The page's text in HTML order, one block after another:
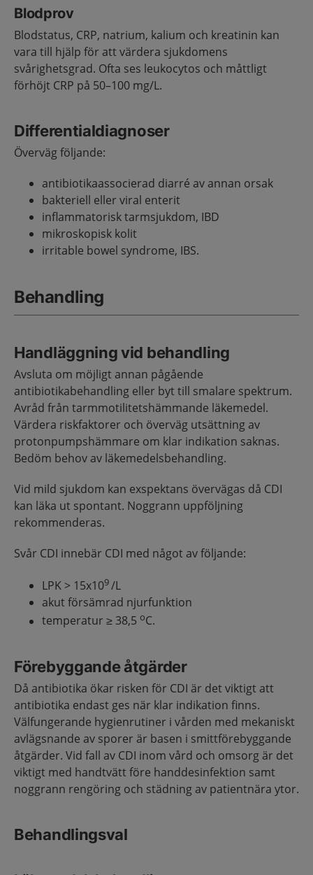
Blodprov
Blodstatus, CRP, natrium, kalium och kreatinin kan
vara till hjälp för att värdera sjukdomens
svårighetsgrad. Ofta ses leukocytos och måttligt
förhöjt CRP på 50–100 mg/L.
Differentialdiagnoser
Överväg följande:
antibiotikaassocierad diarré av annan orsak
bakteriell eller viral enterit
inflammatorisk tarmsjukdom, IBD
mikroskopisk kolit
irritable bowel syndrome, IBS.
Behandling
Handläggning vid behandling
Avsluta om möjligt annan pågående
antibiotikabehandling eller byt till smalare spektrum.
Avråd från tarmmotilitetshämmande läkemedel.
Värdera riskfaktorer och överväg utsättning av
protonpumpshämmare om klar indikation saknas.
Bedöm behov av läkemedelsbehandling.
Vid mild sjukdom kan exspektans övervägas då CDI
kan läka ut spontant. Noggrann uppföljning
rekommenderas.
Svår CDI innebär CDI med något av följande:
LPK > 15x109/L
akut försämrad njurfunktion
temperatur ≥ 38,5 oC.
Förebyggande åtgärder
Då antibiotika ökar risken för CDI är det viktigt att
antibiotika endast ges när klar indikation finns.
Välfungerande hygienrutiner i vården med mekaniskt
avlägsnande av sporer är basen i smittförebyggande
åtgärder. Vid fall av CDI inom vård och omsorg är det
viktigt med handtvätt före handdesinfektion samt
noggrann rengöring och städning av patientnära ytor.
Behandlingsval